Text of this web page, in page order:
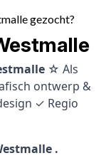
gezocht?
☆ Als
ontwerp &
✓ Regio
.